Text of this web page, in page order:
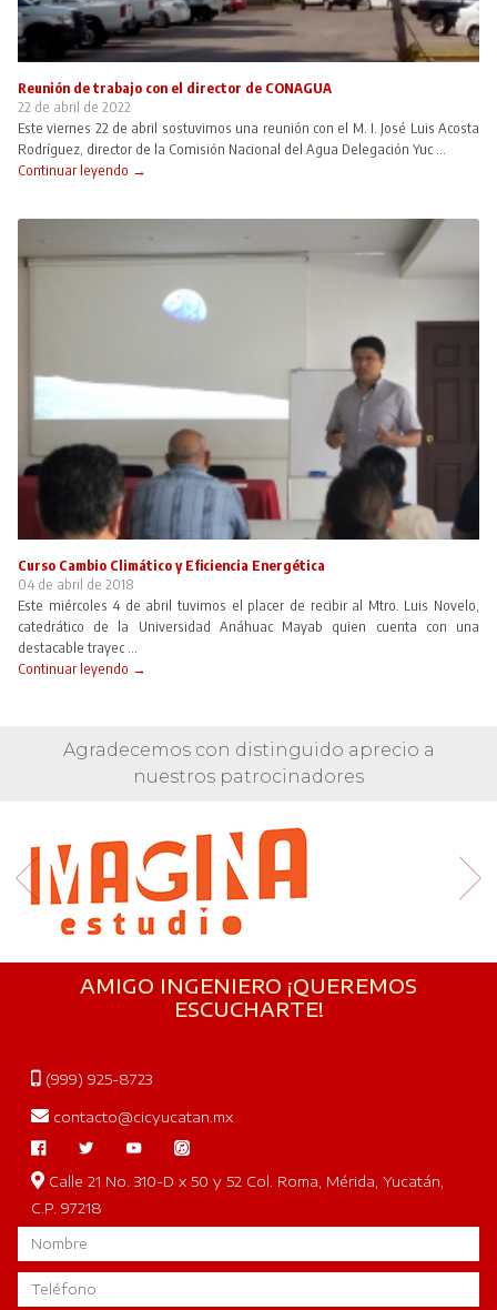
Reunión de trabajo con el director de CONAGUA
22 de abril de 2022
Este viernes 22 de abril sostuvimos una reunión con el M. I. José Luis Acosta
Rodríguez, director de la Comisión Nacional del Agua Delegación Yuc ...
Continuar leyendo →
Curso Cambio Climático y Eficiencia Energética
04 de abril de 2018
Este miércoles 4 de abril tuvimos el placer de recibir al Mtro. Luis Novelo,
catedrático de la Universidad Anáhuac Mayab quien cuenta con una
destacable trayec ...
Continuar leyendo →
Agradecemos con distinguido aprecio a
nuestros patrocinadores
AMIGO INGENIERO ¡QUEREMOS
ESCUCHARTE!
(999) 925-8723
contacto@cicyucatan.mx
Calle 21 No. 310-D x 50 y 52 Col. Roma, Mérida, Yucatán,
C.P. 97218